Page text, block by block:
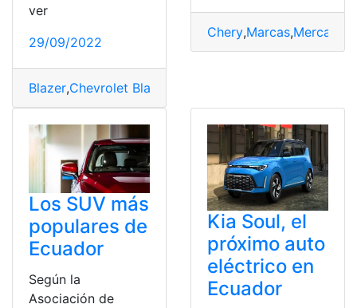
ver
29/09/2022
Blazer,Chevrolet Blazer
Chery,Marcas,Mercado
Los SUV más
populares de
Ecuador
Según la
Asociación de
Kia Soul, el
próximo auto
eléctrico en
Ecuador